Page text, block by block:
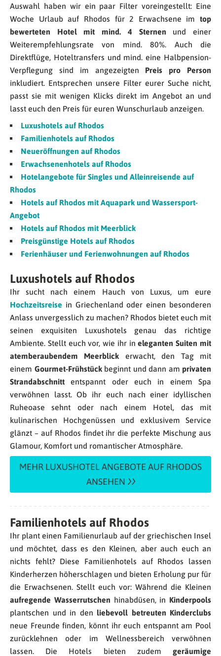
Auswahl haben wir ein paar Filter voreingestellt: Eine
Woche Urlaub auf Rhodos für 2 Erwachsene im top
bewerteten Hotel mit mind. 4 Sternen und einer
Weiterempfehlungsrate von mind. 80%. Auch die
Direktflüge, Hoteltransfers und mind. eine Halbpension-
Verpflegung sind im angezeigten Preis pro Person
inkludiert. Entsprechen unsere Filter eurer Suche nicht,
passt sie mit wenigen Klicks direkt im Angebot an und
lasst euch den Preis für euren Wunschurlaub anzeigen.
Luxushotels auf Rhodos
Familienhotels auf Rhodos
Neueröffnungen auf Rhodos
Erwachsenenhotels auf Rhodos
Hotelangebote für Singles und Alleinreisende auf
Rhodos
Hotels auf Rhodos mit Aquapark und Wassersport-
Angebot
Hotels auf Rhodos mit Meerblick
Preisgünstige Hotels auf Rhodos
Ferienhäuser und Ferienwohnungen auf Rhodos
Luxushotels auf Rhodos
Ihr sucht nach einem Hauch von Luxus, um eure
Hochzeitsreise in Griechenland oder einen besonderen
Anlass unvergesslich zu machen? Rhodos bietet euch mit
seinen exquisiten Luxushotels genau das richtige
Ambiente. Stellt euch vor, wie ihr in eleganten Suiten mit
atemberaubendem Meerblick erwacht, den Tag mit
einem Gourmet-Frühstückbeginnt und dann am privaten
Strandabschnitt entspannt oder euch in einem Spa
verwöhnen lasst. Ob ihr euch nach einer idyllischen
Ruheoase sehnt oder nach einem Hotel, das mit
kulinarischen Hochgenüssen und exklusivem Service
glänzt – auf Rhodos findet ihr die perfekte Mischung aus
Glamour, Komfort und romantischer Atmosphäre.
MEHR LUXUSHOTEL ANGEBOTE AUF RHODOS
ANSEHEN
Familienhotels auf Rhodos
Ihr plant einen Familienurlaub auf der griechischen Insel
und möchtet, dass es den Kleinen, aber auch euch an
nichts fehlt? Diese Familienhotels auf Rhodos lassen
Kinderherzen höherschlagen und bieten Erholung pur für
die Erwachsenen. Stellt euch vor: Während die Kleinen
aufregende Wasserrutschen hinabdüsen, in Kinderpools
plantschen und in den liebevoll betreuten Kinderclubs
neue Freunde finden, könnt ihr euch entspannt am Pool
zurücklehnen oder im Wellnessbereich verwöhnen
lassen. Die Hotels bieten zudem geräumige